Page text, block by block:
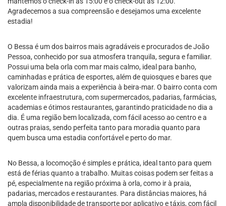
Agradecemos a sua compreensão e desejamos uma excelente
estadia!
O Bessa é um dos bairros mais agradáveis e procurados de João
Pessoa, conhecido por sua atmosfera tranquila, segura e familiar.
Possui uma bela orla com mar mais calmo, ideal para banho,
caminhadas e prática de esportes, além de quiosques e bares que
valorizam ainda mais a experiência à beira-mar. O bairro conta com
excelente infraestrutura, com supermercados, padarias, farmácias,
academias e ótimos restaurantes, garantindo praticidade no dia a
dia. É uma região bem localizada, com fácil acesso ao centro e a
outras praias, sendo perfeita tanto para moradia quanto para
quem busca uma estadia confortável e perto do mar.
No Bessa, a locomoção é simples e prática, ideal tanto para quem
está de férias quanto a trabalho. Muitas coisas podem ser feitas a
pé, especialmente na região próxima à orla, como ir à praia,
padarias, mercados e restaurantes. Para distâncias maiores, há
ampla disponibilidade de transporte por aplicativo e táxis, com fácil